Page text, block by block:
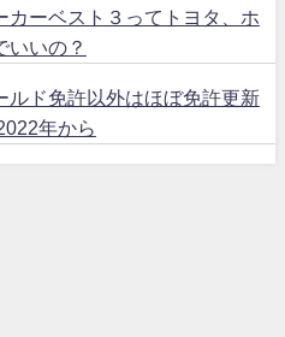
カーベスト３ってトヨタ、ホ
いいの？
ルド免許以外はほぼ免許更新
年から